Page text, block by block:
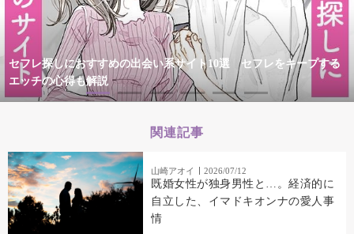
セフレ探しにおすすめの出会い系サイト10選 セフレをキープする
エッチの心得も解説
関連記事
山崎アオイ 2026/07/12
既婚女性が独身男性と…。経済的に
自立した、イマドキオンナの愛人事
情